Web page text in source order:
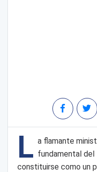
L a flamante
fundamental del
constituirse como un